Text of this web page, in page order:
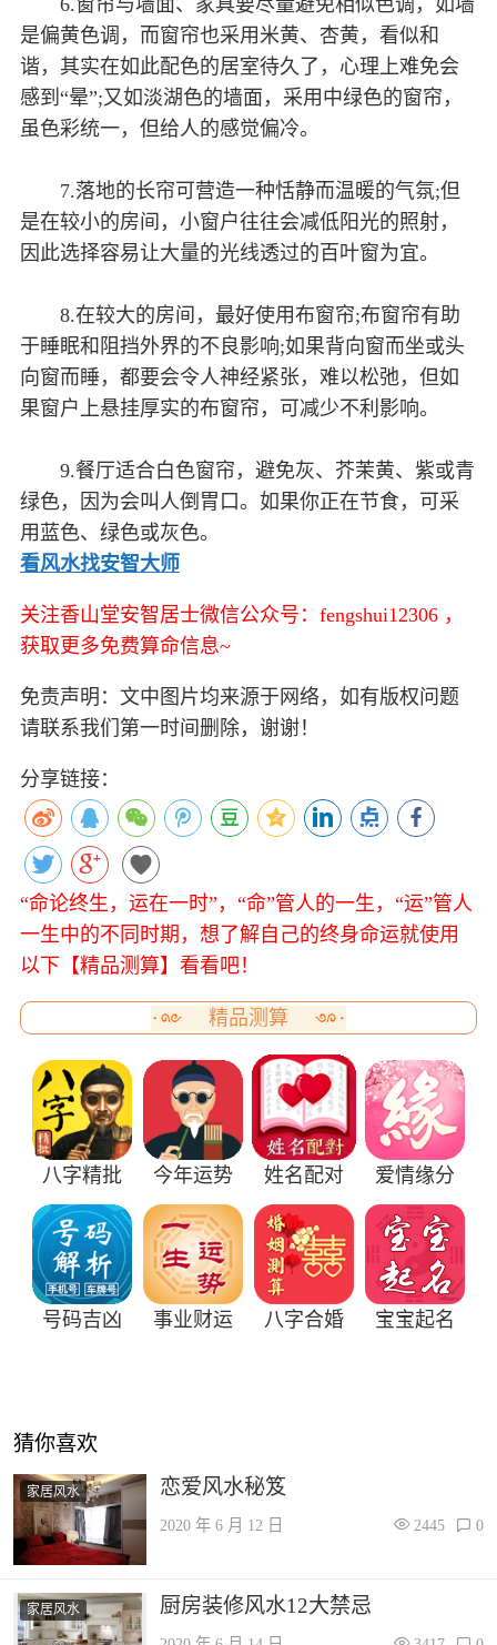
6.窗帘与墙面、家具要尽量避免相似色调，如墙
是偏黄色调，而窗帘也采用米黄、杏黄，看似和
谐，其实在如此配色的居室待久了，心理上难免会
感到“晕”;又如淡湖色的墙面，采用中绿色的窗帘，
虽色彩统一，但给人的感觉偏冷。
7.落地的长帘可营造一种恬静而温暖的气氛;但
是在较小的房间，小窗户往往会减低阳光的照射，
因此选择容易让大量的光线透过的百叶窗为宜。
8.在较大的房间，最好使用布窗帘;布窗帘有助
于睡眠和阻挡外界的不良影响;如果背向窗而坐或头
向窗而睡，都要会令人神经紧张，难以松弛，但如
果窗户上悬挂厚实的布窗帘，可减少不利影响。
9.餐厅适合白色窗帘，避免灰、芥茉黄、紫或青
绿色，因为会叫人倒胃口。如果你正在节食，可采
用蓝色、绿色或灰色。
看风水找安智大师
关注香山堂安智居士微信公众号：fengshui12306 ，
获取更多免费算命信息~
免责声明：文中图片均来源于网络，如有版权问题
请联系我们第一时间删除，谢谢！
分享链接：
“命论终生，运在一时”，“命”管人的一生，“运”管人
一生中的不同时期，想了解自己的终身命运就使用
以下【精品测算】看看吧！
精品测算
八字精批 今年运势 姓名配对 爱情缘分
号码吉凶 事业财运 八字合婚 宝宝起名
猜你喜欢
家居风水 恋爱风水秘笈
2020 年 6 月 12 日 2445 0
家居风水 厨房装修风水12大禁忌